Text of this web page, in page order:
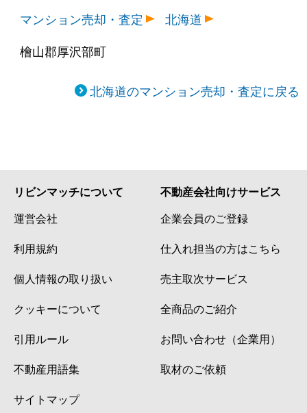
マンション売却・査定
北海道
檜山郡厚沢部町
北海道のマンション売却・査定に戻る
リビンマッチについて
運営会社
利用規約
個人情報の取り扱い
クッキーについて
引用ルール
不動産用語集
サイトマップ
不動産会社向けサービス
企業会員のご登録
仕入れ担当の方はこちら
売主取次サービス
全商品のご紹介
お問い合わせ（企業用）
取材のご依頼